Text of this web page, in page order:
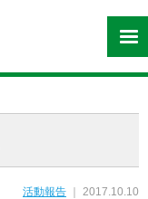
活動報告 ｜ 2017.10.10